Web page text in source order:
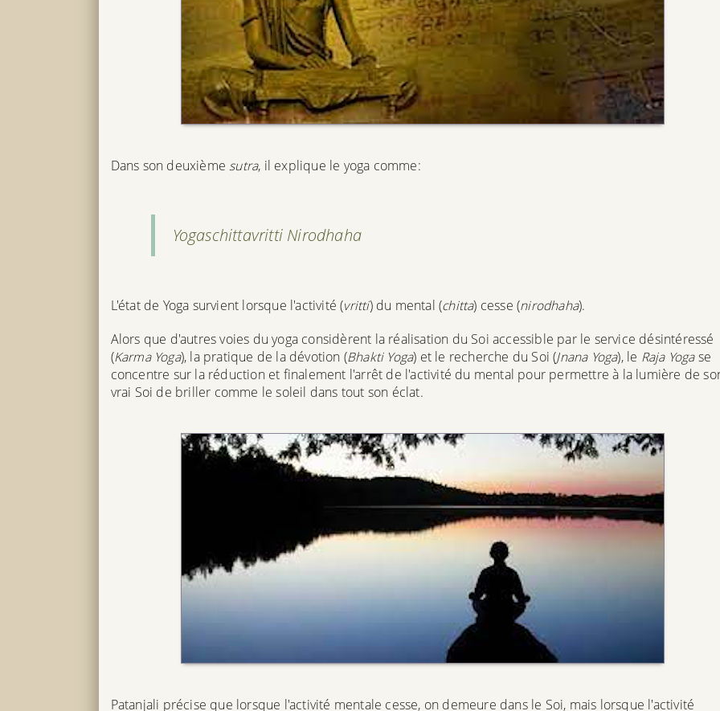
Dans son deuxièmesutra, il explique le yoga comme:
Yogaschittavritti Nirodhaha
L'état de Yoga survient lorsque l'activité (vritti) du mental (chitta) cesse (nirodhaha).
Alors que d'autres voies du yoga considèrent la réalisation du Soi accessible par le service désintéressé
(Karma Yoga), la pratique de la dévotion (Bhakti Yoga) et le recherche du Soi (Jnana Yoga), le Raja Yogase
concentre sur la réduction et finalement l'arrêt de l'activité du mental pour permettre à la lumière de
vrai Soi de briller comme le soleil dans tout son éclat.
Patanjali précise que lorsque l'activité mentale cesse, on demeure dans le Soi, mais lorsque l'activité